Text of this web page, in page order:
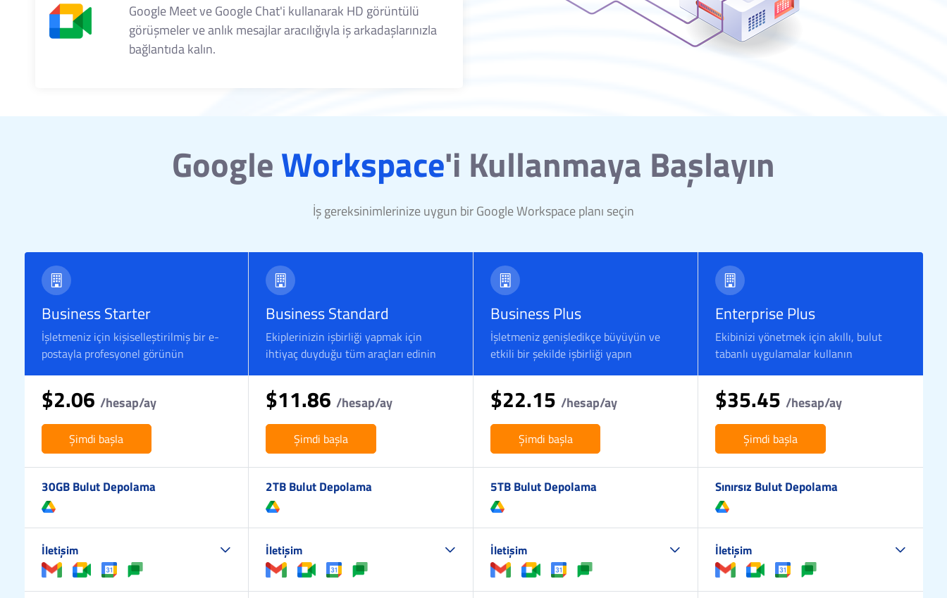
Google Meet ve Google Chat'i kullanarak HD görüntülü
görüşmeler ve anlık mesajlar aracılığıyla iş arkadaşlarınızla
bağlantıda kalın.
GoogleWorkspace'i Kullanmaya Başlayın
İş gereksinimlerinize uygun bir Google Workspace planı seçin
Business Starter
İşletmeniz için kişiselleştirilmiş bir e-
postayla profesyonel görünün
$2.06 /hesap/ay
Şimdi başla
30GB Bulut Depolama
İletişim
Business Standard
Ekiplerinizin işbirliği yapmak için
ihtiyaç duyduğu tüm araçları edinin
$11.86/hesap/ay
Şimdi başla
2TB Bulut Depolama
İletişim
Business Plus
İşletmeniz genişledikçe büyüyün ve
etkili bir şekilde işbirliği yapın
$22.15 /hesap/ay
Şimdi başla
5TB Bulut Depolama
İletişim
Enterprise Plus
Ekibinizi yönetmek için akıllı, bulut
tabanlı uygulamalar kullanın
$35.45 /hesap/ay
Şimdi başla
Sınırsız Bulut Depolama
İletişim